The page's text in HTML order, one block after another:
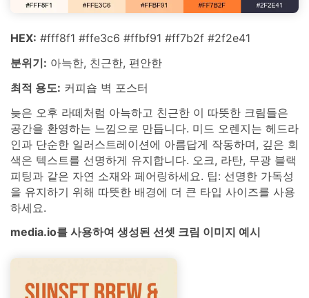
HEX: #fff8f1 #ffe3c6 #ffbf91 #ff7b2f #2f2e41
분위기: 아늑한, 친근한, 편안한
최적 용도: 커피숍 벽 포스터
늦은 오후 라떼처럼 아늑하고 친근한 이 따뜻한 크림들은
공간을 환영하는 느낌으로 만듭니다. 미드 오렌지는 헤드라
인과 단순한 일러스트레이션에 아름답게 작동하며, 깊은 회
색은 텍스트를 선명하게 유지합니다. 오크, 라탄, 무광 블랙
피팅과 같은 자연 소재와 페어링하세요. 팁: 선명한 가독성
을 유지하기 위해 따뜻한 배경에 더 큰 타입 사이즈를 사용
하세요.
media.io를 사용하여 생성된 선셋 크림 이미지 예시